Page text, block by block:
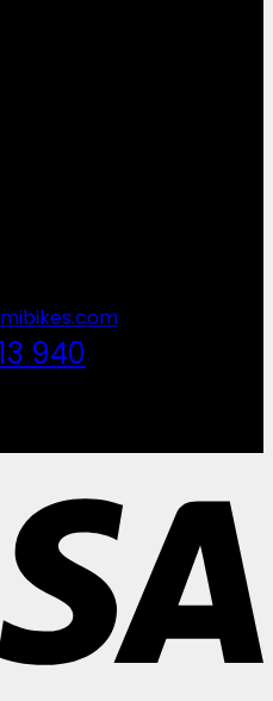
940